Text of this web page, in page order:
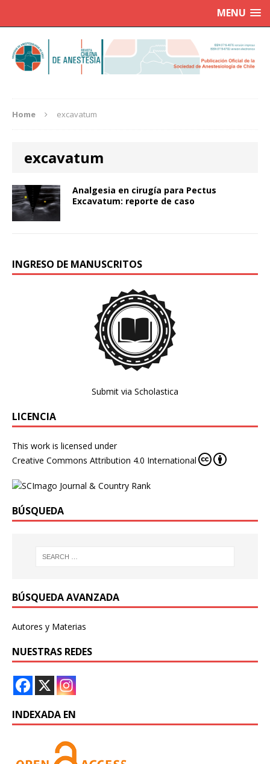
MENU
Home excavatum
excavatum
Analgesia en cirugía para Pectus
Excavatum: reporte de caso
INGRESO DE MANUSCRITOS
Submit via Scholastica
LICENCIA
This work is licensed under
Creative Commons Attribution 4.0 International
BÚSQUEDA
BÚSQUEDA AVANZADA
Autores y Materias
NUESTRAS REDES
INDEXADA EN